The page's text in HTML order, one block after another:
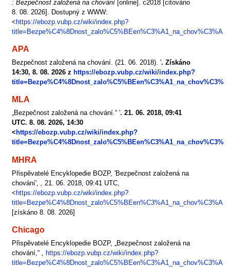
: Bezpečnost založená na chování[online]. c2018 [citováno
8. 08. 2026]. Dostupný z WWW:
< https://ebozp.vubp.cz/wiki/index.php?
APA
Bezpečnost založená na chování. (21. 06. 2018). '. Získáno
14:30, 8. 08. 2026 z https://ebozp.vubp.cz/wiki/index.php?
MLA
„Bezpečnost založená na chování.“ '. 21. 06. 2018, 09:41
UTC. 8. 08. 2026, 14:30
< https://ebozp.vubp.cz/wiki/index.php?
MHRA
Přispěvatelé Encyklopedie BOZP, 'Bezpečnost založená na
chování',
21. 06. 2018, 09:41 UTC,
< https://ebozp.vubp.cz/wiki/index.php?
[získáno 8. 08. 2026]
Chicago
Přispěvatelé Encyklopedie BOZP, „Bezpečnost založená na
chování,“ , https://ebozp.vubp.cz/wiki/index.php?